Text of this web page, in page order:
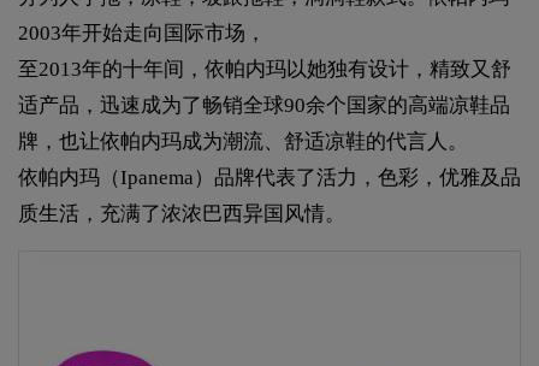
2003年开始走向国际市场，
至2013年的十年间，依帕内玛以她独有设计，精致又舒
适产品，迅速成为了畅销全球90余个国家的高端凉鞋品
牌，也让依帕内玛成为潮流、舒适凉鞋的代言人。
依帕内玛（Ipanema）品牌代表了活力，色彩，优雅及品
质生活，充满了浓浓巴西异国风情。